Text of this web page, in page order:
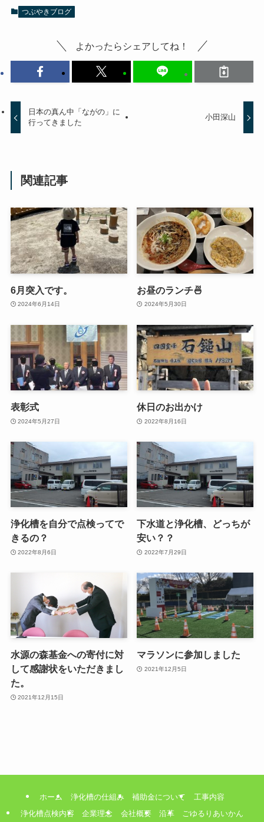
つぶやきブログ
よかったらシェアしてね！
日本の真ん中「ながの」に
行ってきました
小田深山
関連記事
6月突入です。
2024年6月14日
お昼のランチ🍜
2024年5月30日
表彰式
2024年5月27日
休日のお出かけ
2022年8月16日
浄化槽を自分で点検ってで
きるの？
2022年8月6日
下水道と浄化槽、どっちが
安い？？
2022年7月29日
水源の森基金への寄付に対
して感謝状をいただきまし
た。
2021年12月15日
マラソンに参加しました
2021年12月5日
ホーム 浄化槽の仕組み 補助金について
工事内容
浄化槽点検内容
企業理念 会社概要 沿革 ごゆるりあいかん